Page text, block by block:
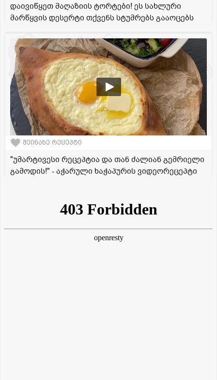
დაივიწყეთ მაღაზიის ტორტები! ეს სახლური
მარწყვის დესერტი თქვენს სტუმრებს გააოცებს
შეინახე რეცეპტი
"უმარტივესი რეცეპტია და თან ძალიან გემრიელი
გამოდის!" - აჭარული ხაჭაპურის ვიდეორეცეპტი